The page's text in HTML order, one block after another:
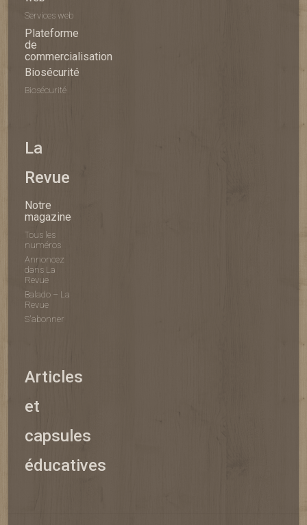
Services web
Plateforme
de
commercialisation
Biosécurité
Biosécurité
La
Revue
Notre
magazine
Tous les
numéros
Annoncez
dans La
Revue
Balado – La
Revue
S'abonner
Articles
et
capsules
éducatives